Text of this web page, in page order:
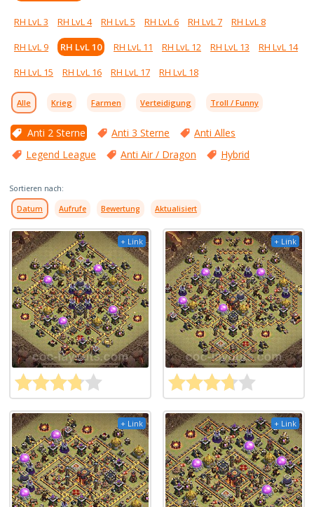
RH LvL 3 RH LvL 4 RH LvL 5 RH LvL 6 RH LvL 7
RH LvL 8
RH LvL 9
RH LvL 10 RH LvL 11 RH LvL 12 RH LvL 13
RH LvL 14
RH LvL 15
RH LvL 16 RH LvL 17 RH LvL 18
Alle Krieg Farmen Verteidigung Troll / Funny
Anti 2 Sterne Anti 3 Sterne
Anti Alles
Legend League
Anti Air / Dragon Hybrid
Sortieren nach:
Datum Aufrufe Bewertung Aktualisiert
+ Link + Link
+ Link + Link